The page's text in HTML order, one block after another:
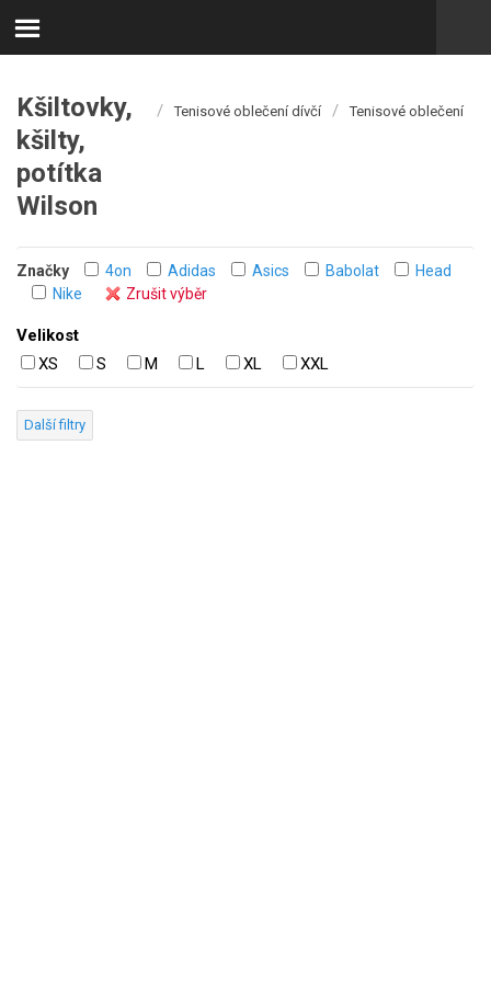
Kšiltovky,
kšilty,
potítka
Wilson
/ Tenisové oblečení dívčí / Tenisové oblečení
Značky 4on Adidas Asics Babolat
Head
Nike
Zrušit výběr
Velikost
XS
S M L XL XXL
Další filtry